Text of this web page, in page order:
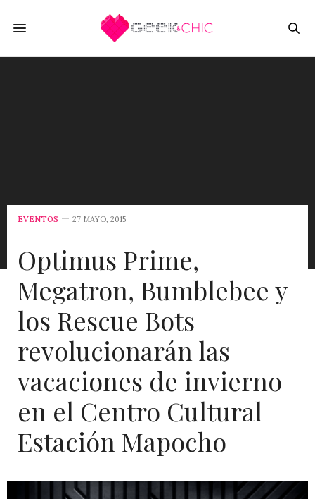
EVENTOS 27 MAYO, 2015
Optimus Prime,
Megatron, Bumblebee y
los Rescue Bots
revolucionarán las
vacaciones de invierno
en el Centro Cultural
Estación Mapocho